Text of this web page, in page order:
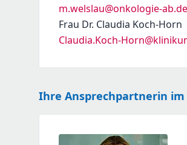
m.welslau@onkologie-ab.de
Frau Dr. Claudia Koch-Horn
Claudia.Koch-
Ihre Ansprechpartnerin im